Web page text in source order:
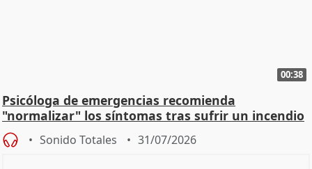
00:38
Psicóloga de emergencias recomienda
"normalizar" los síntomas tras sufrir un incendio
Sonido Totales 31/07/2026